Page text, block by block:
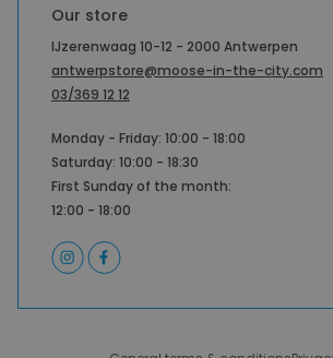
Our store
IJzerenwaag 10-12 - 2000 Antwerpen
antwerpstore@moose-in-the-city.com
03/369 12 12
Monday - Friday: 10:00 - 18:00
Saturday: 10:00 - 18:30
First Sunday of the month:
12:00 - 18:00